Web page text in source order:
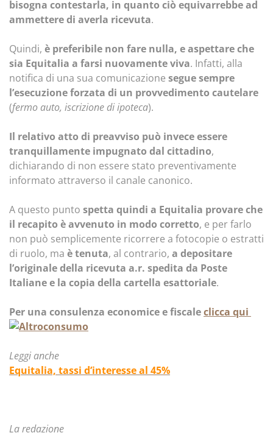
bisogna contestarla, in quanto ciò equivarrebbe ad
ammettere di averla ricevuta.
Quindi, è preferibile non fare nulla, e aspettare che
sia Equitalia a farsi nuovamente viva. Infatti, alla
notifica di una sua comunicazione segue sempre
l’esecuzione forzata di un provvedimento cautelare
(fermo auto, iscrizione di ipoteca).
Il relativo atto di preavviso può invece essere
tranquillamente impugnato dal cittadino,
dichiarando di non essere stato preventivamente
informato attraverso il canale canonico.
A questo punto spetta quindi a Equitalia provare che
il recapito è avvenuto in modo corretto, e per farlo
non può semplicemente ricorrere a fotocopie o estratti
di ruolo, ma è tenuta, al contrario, a depositare
l’originale della ricevuta a.r. spedita da Poste
Italiane e la copia della cartella esattoriale.
Per una consulenza economice e fiscaleclicca qui
Leggi anche
Equitalia, tassi d’interesse al 45%
La redazione